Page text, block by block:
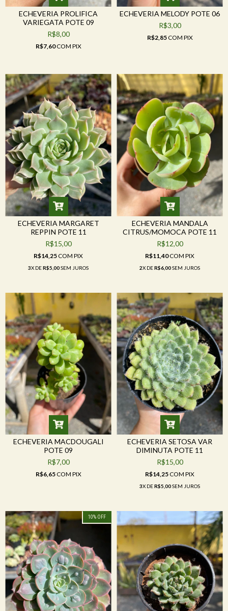
ECHEVERIA PROLIFICA
VARIEGATA POTE 09
R$8,00
R$7,60COM PIX
ECHEVERIA MELODY POTE 06
R$3,00
R$2,85COM PIX
ECHEVERIA MARGARET
REPPIN POTE 11
R$15,00
R$14,25COM PIX
3X DER$5,00SEM JUROS
ECHEVERIA MANDALA
CITRUS/MOMOCA POTE 11
R$12,00
R$11,40COM PIX
2X DER$6,00SEM JUROS
ECHEVERIA MACDOUGALI
POTE 09
R$7,00
R$6,65COM PIX
ECHEVERIA SETOSA VAR
DIMINUTA POTE 11
R$15,00
R$14,25COM PIX
3X DER$5,00SEM JUROS
10% OFF